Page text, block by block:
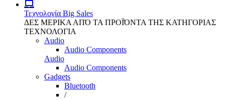
Τεχνολογία Big Sales
ΔΕΣ ΜΕΡΙΚΑ ΑΠΌ ΤΑ ΠΡΟΪΌΝΤΑ ΤΗΣ ΚΑΤΗΓΟΡΙΑΣ
ΤΕΧΝΟΛΟΓΙΑ
Audio
Audio Components
Audio
Audio Components
Gadgets
Bluetooth
/